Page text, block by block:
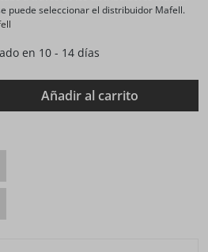
puede seleccionar el distribuidor Mafell.
en 10 - 14 días
Wert ein oder
Añadir al carrito